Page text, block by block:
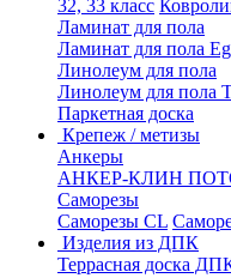
32, 33 класс
Ламинат для пола
Ламинат для пола
Линолеум для пола
Линолеум для пола
Паркетная доска
Крепеж / метизы
Анкеры
АНКЕР-КЛИН
Саморезы
Саморезы CL
Изделия из ДПК
Террасная доска